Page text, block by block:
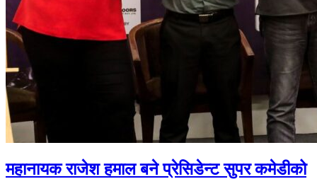
महानायक राजेश हमाल बने प्रेसिडेन्ट सुपर कमेडीको